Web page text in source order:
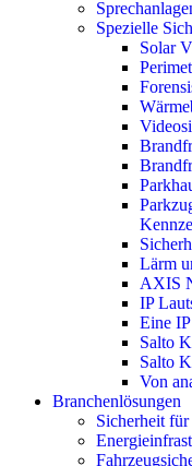
Spezielle
Solar
Lärm
AXIS
IP
Eine
Salto
Salto
Von
Branchenlösungen
Sicherheit